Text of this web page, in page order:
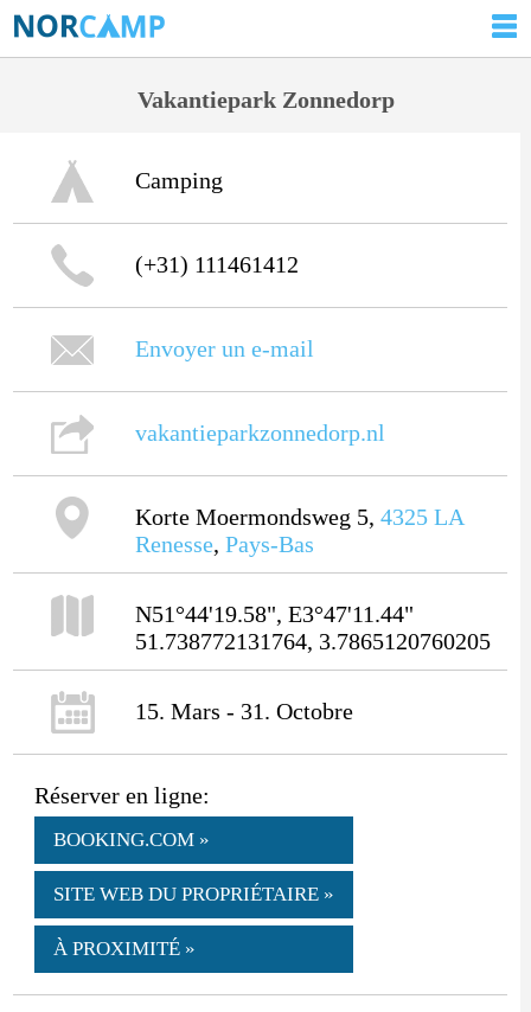
Vakantiepark Zonnedorp
Camping
(+31) 111461412
Envoyer un e-mail
vakantieparkzonnedorp.nl
Korte Moermondsweg 5, 4325 LA
Renesse, Pays-Bas
N51°44'19.58", E3°47'11.44"
51.738772131764, 3.7865120760205
15. Mars - 31. Octobre
Réserver en ligne:
BOOKING.COM »
SITE WEB DU PROPRIÉTAIRE »
À PROXIMITÉ »